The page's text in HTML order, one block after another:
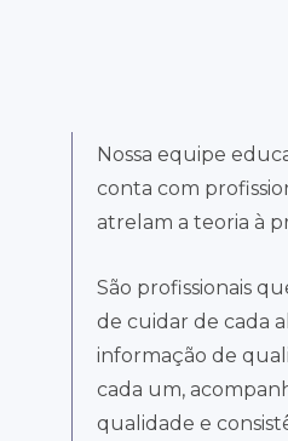
Nossa equipe
conta com
atrelam a teoria à
São profissionais
de cuidar de cada
informação de
cada um,
qualidade e